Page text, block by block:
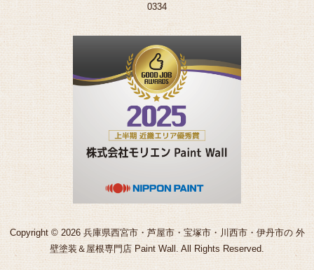
0334
Copyright © 2026 兵庫県西宮市・芦屋市・宝塚市・川西市・伊丹市の 外
壁塗装＆屋根専門店 Paint Wall. All Rights Reserved.